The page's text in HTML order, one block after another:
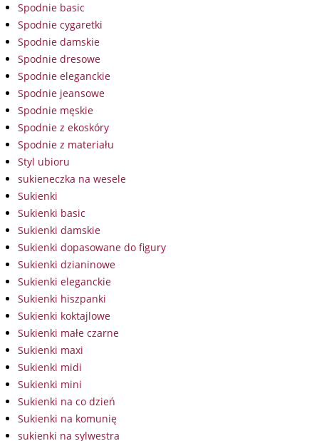
Spodnie basic
Spodnie cygaretki
Spodnie damskie
Spodnie dresowe
Spodnie eleganckie
Spodnie jeansowe
Spodnie męskie
Spodnie z ekoskóry
Spodnie z materiału
Styl ubioru
sukieneczka na wesele
Sukienki
Sukienki basic
Sukienki damskie
Sukienki dopasowane do figury
Sukienki dzianinowe
Sukienki eleganckie
Sukienki hiszpanki
Sukienki koktajlowe
Sukienki małe czarne
Sukienki maxi
Sukienki midi
Sukienki mini
Sukienki na co dzień
Sukienki na komunię
sukienki na sylwestra